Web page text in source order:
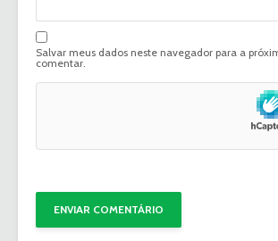
Salvar meus dados neste navegador para a
comentar.